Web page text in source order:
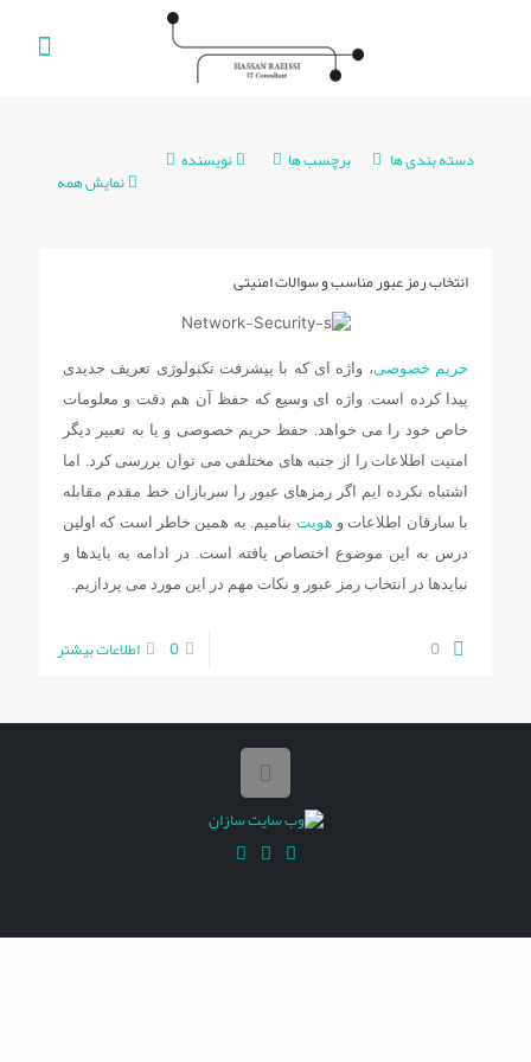
دسته بندی ها برچسب ها نویسنده
نمایش همه
انتخاب رمز عبور مناسب و سوالات امنیتی
حریم خصوصی، واژه ای که با پیشرفت تکنولوژی تعریف جدیدی
پیدا کرده است. واژه ای وسیع که حفظ آن هم دقت و معلومات
خاص خود را می خواهد. حفظ حریم خصوصی و یا به تعبیر دیگر
امنیت اطلاعات را از جنبه های مختلفی می توان بررسی کرد. اما
اشتباه نکرده ایم اگر رمزهای عبور را سربازان خط مقدم مقابله
با سارقان اطلاعات و هویت بنامیم. به همین خاطر است که اولین
درس به این موضوع اختصاص یافته است. در ادامه به بایدها و
نبایدها در انتخاب رمز عبور و نکات مهم در این مورد می پردازیم.
0
0 اطلاعات بیشتر